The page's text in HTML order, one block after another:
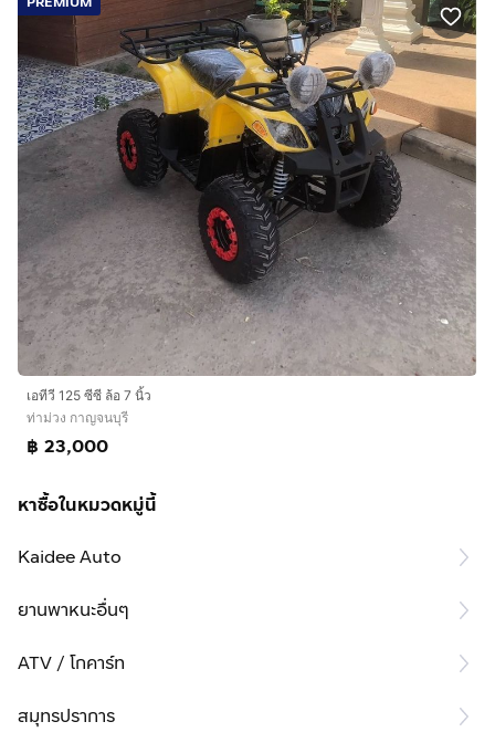
เอทีวี 125 ซีซี ล้อ 7 นิ้ว
ท่าม่วง กาญจนบุรี
฿ 23,000
หาซื้อในหมวดหมู่นี้
Kaidee Auto
ยานพาหนะอื่นๆ
ATV / โกคาร์ท
สมุทรปราการ